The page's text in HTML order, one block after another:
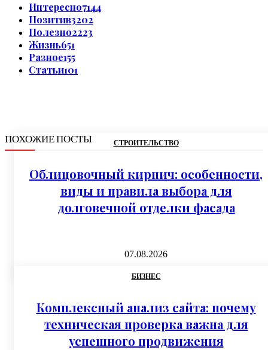
Интересно7144
Позитив3202
Полезно2223
Жизнь651
Разное155
Статьи101
ПОХОЖИЕ ПОСТЫ СТРОИТЕЛЬСТВО
Облицовочный кирпич: особенности,
виды и правила выбора для
долговечной отделки фасада
07.08.2026
БИЗНЕС
Комплексный анализ сайта: почему
техническая проверка важна для
успешного продвижения